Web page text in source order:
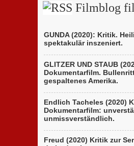
Filmblog
GUNDA (2020): Kritik.
spektakulär inszeniert.
GLITZER UND STAUB
Dokumentarfilm.
gespaltenes Amerika.
Endlich Tacheles (2020)
Dokumentarfilm:
unmissverständlich.
Freud (2020) Kritik zur